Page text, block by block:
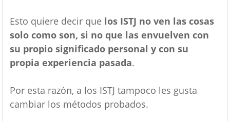
Esto quiere decir que los ISTJ no ven las cosas
solo como son, si no que las envuelven con
su propio significado personal y con su
propia experiencia pasada.
Por esta razón, a los ISTJ tampoco les gusta
cambiar los métodos probados.